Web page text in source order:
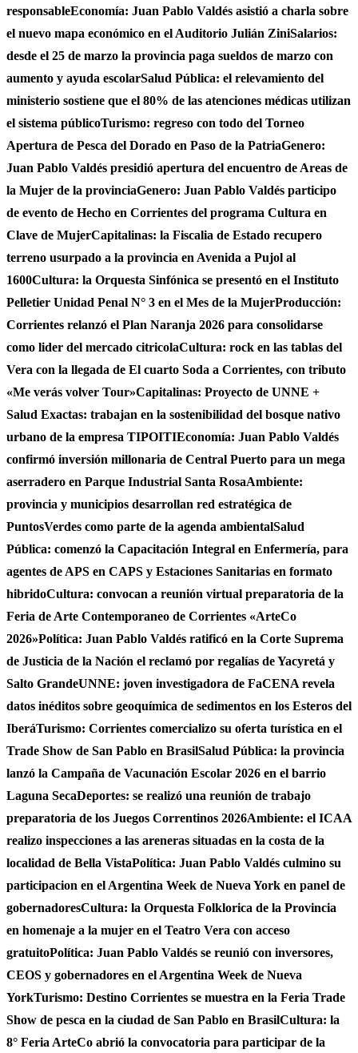
responsableEconomía: Juan Pablo Valdés asistió a charla sobre
el nuevo mapa económico en el Auditorio Julián ZiniSalarios:
desde el 25 de marzo la provincia paga sueldos de marzo con
aumento y ayuda escolarSalud Pública: el relevamiento del
ministerio sostiene que el 80% de las atenciones médicas utilizan
el sistema públicoTurismo: regreso con todo del Torneo
Apertura de Pesca del Dorado en Paso de la PatriaGenero:
Juan Pablo Valdés presidió apertura del encuentro de Areas de
la Mujer de la provinciaGenero: Juan Pablo Valdés participo
de evento de Hecho en Corrientes del programa Cultura en
Clave de MujerCapitalinas: la Fiscalia de Estado recupero
terreno usurpado a la provincia en Avenida a Pujol al
1600Cultura: la Orquesta Sinfónica se presentó en el Instituto
Pelletier Unidad Penal N° 3 en el Mes de la MujerProducción:
Corrientes relanzó el Plan Naranja 2026 para consolidarse
como lider del mercado citricolaCultura: rock en las tablas del
Vera con la llegada de El cuarto Soda a Corrientes, con tributo
«Me verás volver Tour»Capitalinas: Proyecto de UNNE +
Salud Exactas: trabajan en la sostenibilidad del bosque nativo
urbano de la empresa TIPOITIEconomía: Juan Pablo Valdés
confirmó inversión millonaria de Central Puerto para un mega
aserradero en Parque Industrial Santa RosaAmbiente:
provincia y municipios desarrollan red estratégica de
PuntosVerdes como parte de la agenda ambientalSalud
Pública: comenzó la Capacitación Integral en Enfermería, para
agentes de APS en CAPS y Estaciones Sanitarias en formato
hibridoCultura: convocan a reunión virtual preparatoria de la
Feria de Arte Contemporaneo de Corrientes «ArteCo
2026»Política: Juan Pablo Valdés ratificó en la Corte Suprema
de Justicia de la Nación el reclamó por regalías de Yacyretá y
Salto GrandeUNNE: joven investigadora de FaCENA revela
datos inéditos sobre geoquímica de sedimentos en los Esteros del
IberáTurismo: Corrientes comercializo su oferta turística en el
Trade Show de San Pablo en BrasilSalud Pública: la provincia
lanzó la Campaña de Vacunación Escolar 2026 en el barrio
Laguna SecaDeportes: se realizó una reunión de trabajo
preparatoria de los Juegos Correntinos 2026Ambiente: el ICAA
realizo inspecciones a las areneras situadas en la costa de la
localidad de Bella VistaPolítica: Juan Pablo Valdés culmino su
participacion en el Argentina Week de Nueva York en panel de
gobernadoresCultura: la Orquesta Folklorica de la Provincia
en homenaje a la mujer en el Teatro Vera con acceso
gratuitoPolítica: Juan Pablo Valdés se reunió con inversores,
CEOS y gobernadores en el Argentina Week de Nueva
YorkTurismo: Destino Corrientes se muestra en la Feria Trade
Show de pesca en la ciudad de San Pablo en BrasilCultura: la
8° Feria ArteCo abrió la convocatoria para participar de la